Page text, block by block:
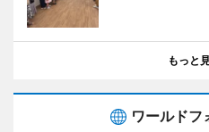
もっと
ワールドフ